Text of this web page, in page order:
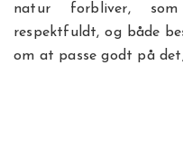
natur forbliver,
respektfuldt, og både
om at passe godt på